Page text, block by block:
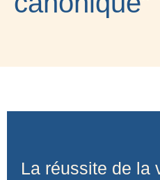
La réussite de la